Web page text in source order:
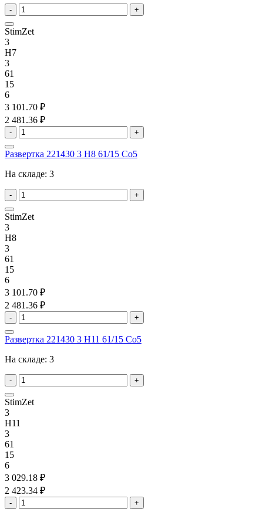
- +
StimZet
3
H7
3
61
15
6
3 101.70 ₽
2 481.36 ₽
- +
Развертка 221430 3 H8 61/15 Co5
На складе: 3
- +
StimZet
3
H8
3
61
15
6
3 101.70 ₽
2 481.36 ₽
- +
Развертка 221430 3 H11 61/15 Co5
На складе: 3
- +
StimZet
3
H11
3
61
15
6
3 029.18 ₽
2 423.34 ₽
- +